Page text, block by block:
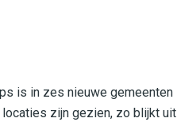
is in zes nieuwe gemeenten
zijn gezien, zo blijkt uit